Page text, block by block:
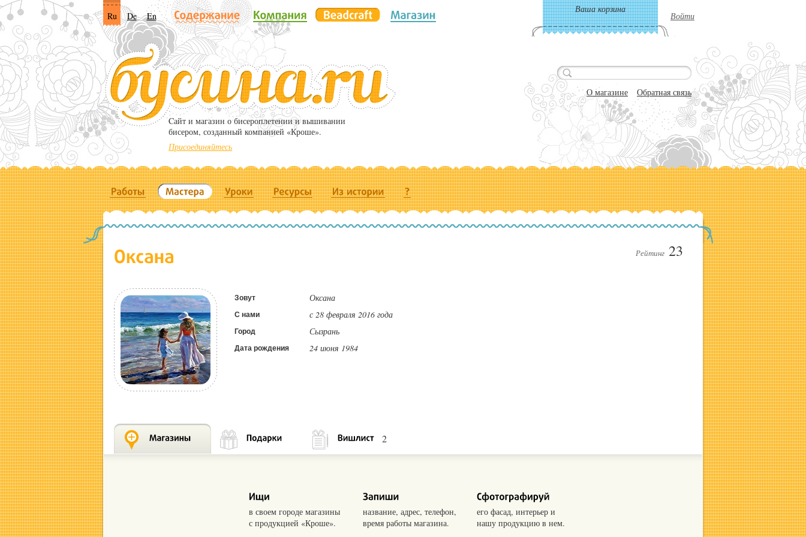
Ru De En
Ваша корзина
Войти
Cайт и магазин о бисероплетении и вышивании
бисером, созданный компанией «Кроше».
Присоединяйтесь
О магазине Обратная связь
Рейтинг 23
Зовут Оксана
С нами с 28 февраля 2016 года
Город Сызрань
Дата рождения 24 июня 1984
2
в своем городе магазины
с продукцией «Кроше».
название, адрес, телефон,
время работы магазина.
его фасад, интерьер и
нашу продукцию в нем.